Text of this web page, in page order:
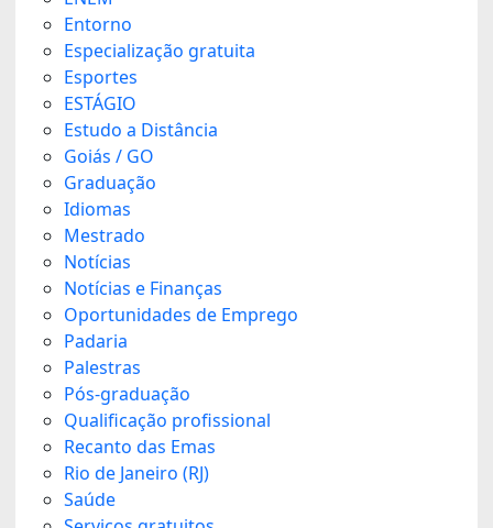
Entorno
Especialização gratuita
Esportes
ESTÁGIO
Estudo a Distância
Goiás / GO
Graduação
Idiomas
Mestrado
Notícias
Notícias e Finanças
Oportunidades de Emprego
Padaria
Palestras
Pós-graduação
Qualificação profissional
Recanto das Emas
Rio de Janeiro (RJ)
Saúde